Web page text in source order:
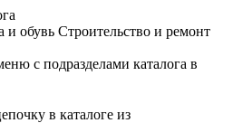
и обувь Строительство и ремонт
с подразделами каталога в
в каталоге из